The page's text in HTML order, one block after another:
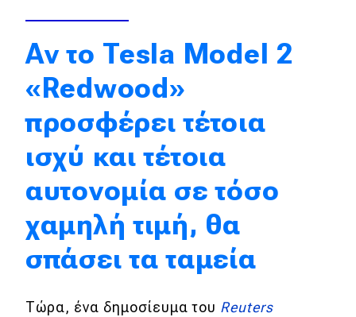
Ασφάλεια
Αγορά
Απόψεις
Test Drive
Αποστολή
Συγκρίνουμε
Αγώνες
Αν το Tesla Model 2
«Redwood»
προσφέρει τέτοια
ισχύ και τέτοια
αυτονομία σε τόσο
χαμηλή τιμή, θα
σπάσει τα ταμεία
Τώρα, ένα δημοσίευμα του Reuters